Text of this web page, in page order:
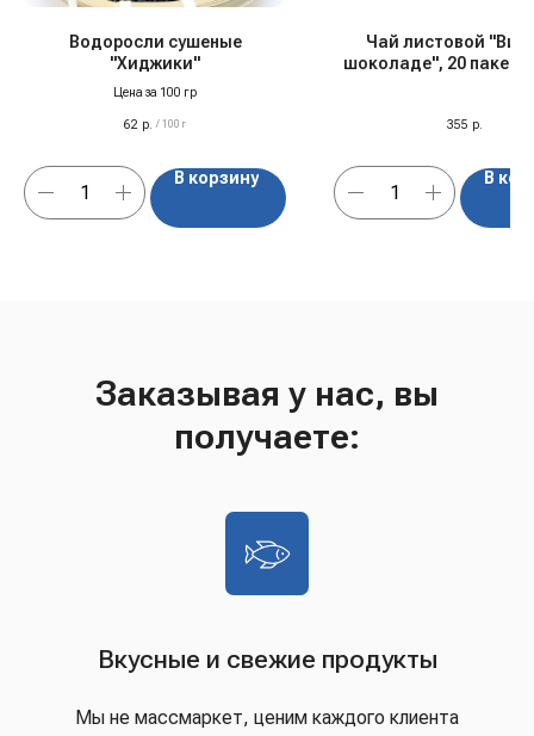
Водоросли сушеные
"Хиджики"
Цена за 100 гр
62 р. / 100 г
В корзину
Чай листовой
шоколаде", 20
355 р.
В
Заказывая у нас, вы
получаете:
Вкусные и свежие продукты
Мы не массмаркет, ценим каждого клиента